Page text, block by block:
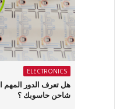
ELECTRONICS
هل تعرف الدور المهم
شاحن حاسوبك ؟